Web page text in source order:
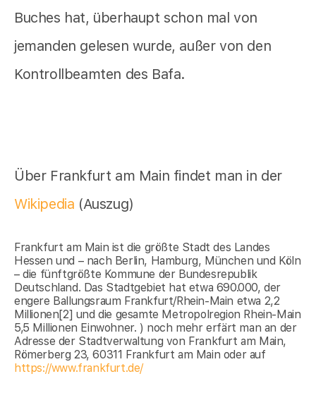
Buches hat, überhaupt schon mal von
jemanden gelesen wurde, außer von den
Kontrollbeamten des Bafa.
Über Frankfurt am Main findet man in der
Wikipedia (Auszug)
Frankfurt am Main ist die größte Stadt des Landes
Hessen und – nach Berlin, Hamburg, München und Köln
– die fünftgrößte Kommune der Bundesrepublik
Deutschland. Das Stadtgebiet hat etwa 690.000, der
engere Ballungsraum Frankfurt/Rhein-Main etwa 2,2
Millionen[2] und die gesamte Metropolregion Rhein-Main
5,5 Millionen Einwohner. ) noch mehr erfärt man an der
Adresse der Stadtverwaltung von Frankfurt am Main,
Römerberg 23, 60311 Frankfurt am Main oder auf
https://www.frankfurt.de/